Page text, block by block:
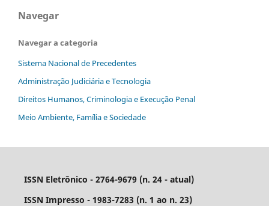
Navegar
Navegar a categoria
Sistema Nacional de Precedentes
Administração Judiciária e Tecnologia
Direitos Humanos, Criminologia e Execução Penal
Meio Ambiente, Família e Sociedade
ISSN Eletrônico - 2764-9679 (n. 24 - atual)
ISSN Impresso - 1983-7283 (n. 1 ao n. 23)